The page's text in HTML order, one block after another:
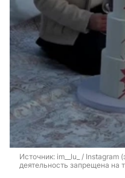
Источник: im__lu_ / Instagram
деятельность запрещена на